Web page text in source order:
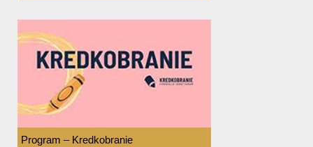
Program – Kredkobranie